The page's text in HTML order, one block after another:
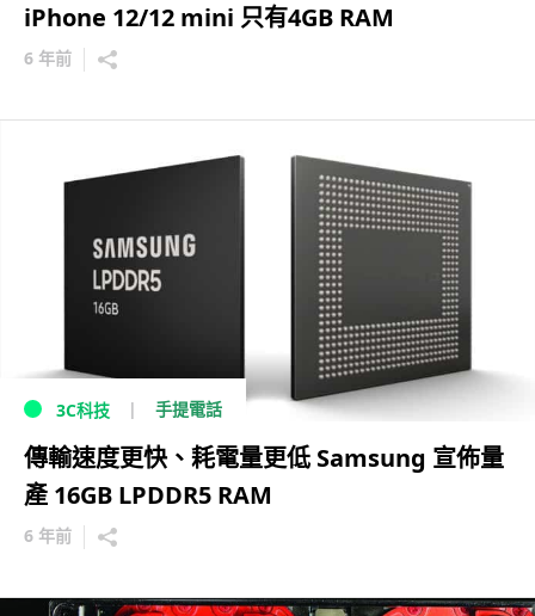
iPhone 12/12 mini 只有4GB RAM
6 年前
3C科技 手提電話
傳輸速度更快、耗電量更低 Samsung 宣佈量
產 16GB LPDDR5 RAM
6 年前